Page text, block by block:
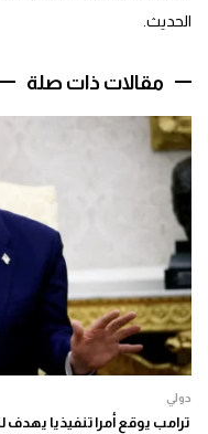
الحديث.
مقالات ذات صلة
دولي
ترامب يوقع أمرا تنفيذيا يهدف